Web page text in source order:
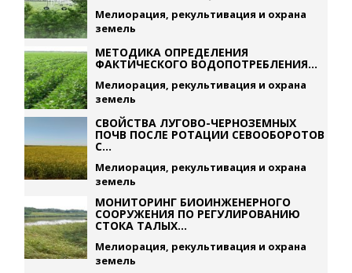
Мелиорация, рекультивация и охрана
земель
МЕТОДИКА ОПРЕДЕЛЕНИЯ
ФАКТИЧЕСКОГО ВОДОПОТРЕБЛЕНИЯ...
Мелиорация, рекультивация и охрана
земель
СВОЙСТВА ЛУГОВО-ЧЕРНОЗЕМНЫХ
ПОЧВ ПОСЛЕ РОТАЦИИ СЕВООБОРОТОВ
С...
Мелиорация, рекультивация и охрана
земель
МОНИТОРИНГ БИОИНЖЕНЕРНОГО
СООРУЖЕНИЯ ПО РЕГУЛИРОВАНИЮ
СТОКА ТАЛЫХ...
Мелиорация, рекультивация и охрана
земель